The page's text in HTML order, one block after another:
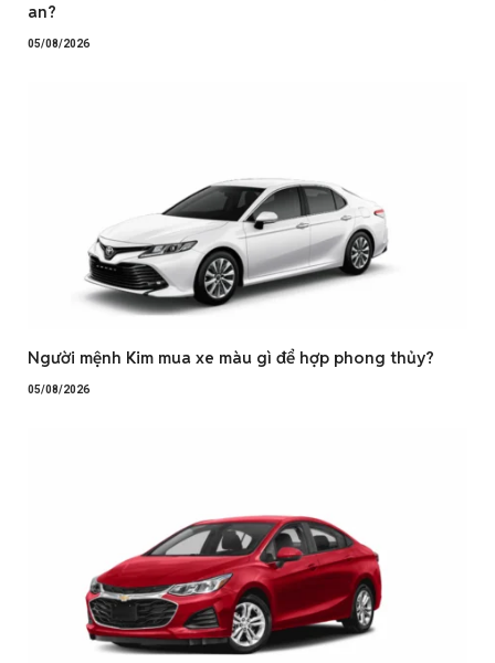
an?
05/08/2026
Người mệnh Kim mua xe màu gì để hợp phong thủy?
05/08/2026